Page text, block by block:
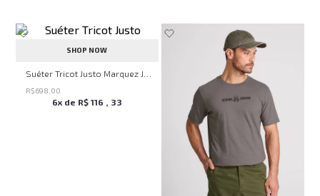
SHOP NOW
R$698 00
6x de R$ 116 33